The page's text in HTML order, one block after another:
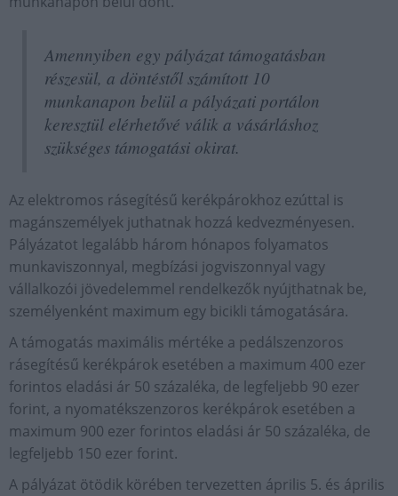
Amennyiben egy pályázat támogatásban
részesül, a döntéstől számított 10
munkanapon belül a pályázati portálon
keresztül elérhetővé válik a vásárláshoz
szükséges támogatási okirat.
Az elektromos rásegítésű kerékpárokhoz ezúttal is
magánszemélyek juthatnak hozzá kedvezményesen.
Pályázatot legalább három hónapos folyamatos
munkaviszonnyal, megbízási jogviszonnyal vagy
vállalkozói jövedelemmel rendelkezők nyújthatnak be,
személyenként maximum egy bicikli támogatására.
A támogatás maximális mértéke a pedálszenzoros
rásegítésű kerékpárok esetében a maximum 400 ezer
forintos eladási ár 50 százaléka, de legfeljebb 90 ezer
forint, a nyomatékszenzoros kerékpárok esetében a
maximum 900 ezer forintos eladási ár 50 százaléka, de
legfeljebb 150 ezer forint.
A pályázat ötödik körében tervezetten április 5. és április